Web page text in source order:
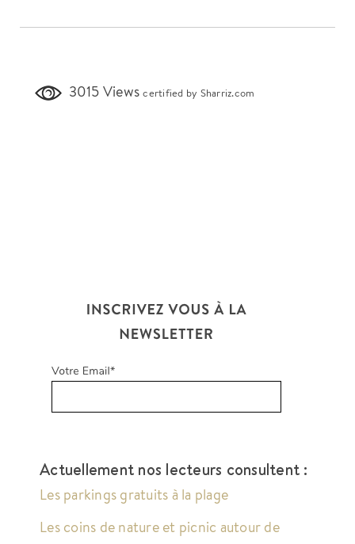
3015 Viewscertified by Sharriz.com
Actuellement nos lecteurs consultent :
Les parkings gratuits à la plage
Les coins de nature et picnic autour de